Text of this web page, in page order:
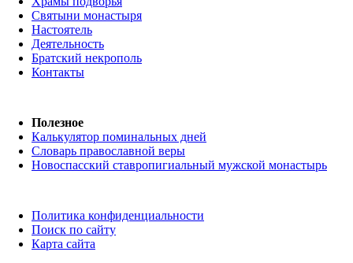
Святыни монастыря
Настоятель
Деятельность
Братский некрополь
Контакты
Полезное
Калькулятор поминальных дней
Словарь православной веры
Новоспасский ставропигиальный мужской монастырь
Политика конфиденциальности
Поиск по сайту
Карта сайта